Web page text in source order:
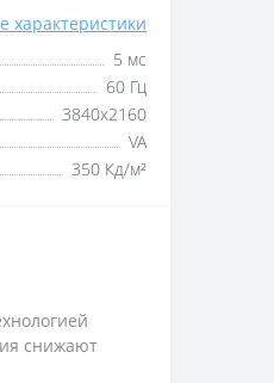
характеристики
5 мс
60 Гц
3840x2160
VA
350 Кд/м²
снижают